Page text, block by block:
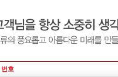
번호